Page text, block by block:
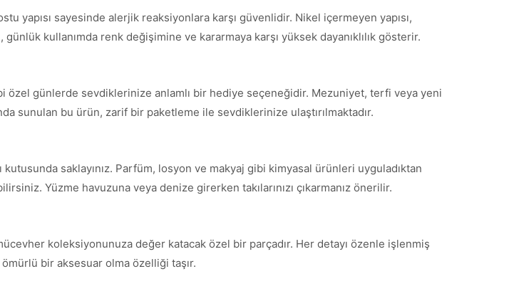
yapısı sayesinde alerjik reaksiyonlara karşı güvenlidir. Nikel içermeyen yapısı,
kullanımda renk değişimine ve kararmaya karşı yüksek dayanıklılık gösterir.
günlerde sevdiklerinize anlamlı bir hediye seçeneğidir. Mezuniyet, terfi veya yeni
sunulan bu ürün, zarif bir paketleme ile sevdiklerinize ulaştırılmaktadır.
kutusunda saklayınız. Parfüm, losyon ve makyaj gibi kimyasal ürünleri uyguladıktan
Yüzme havuzuna veya denize girerken takılarınızı çıkarmanız önerilir.
koleksiyonunuza değer katacak özel bir parçadır. Her detayı özenle işlenmiş
ömürlü bir aksesuar olma özelliği taşır.